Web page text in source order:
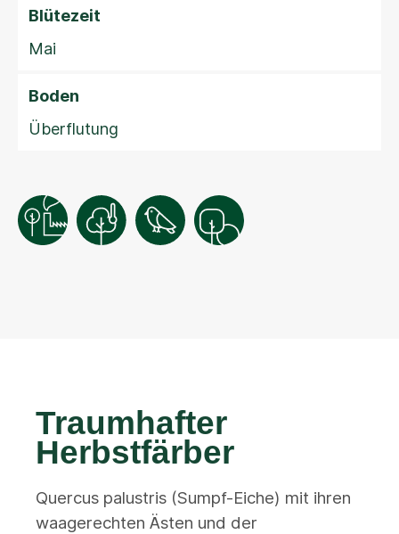
Blütezeit
Mai
Boden
Überflutung
Traumhafter
Herbstfärber
Quercus palustris (Sumpf-Eiche) mit ihren
waagerechten Ästen und der